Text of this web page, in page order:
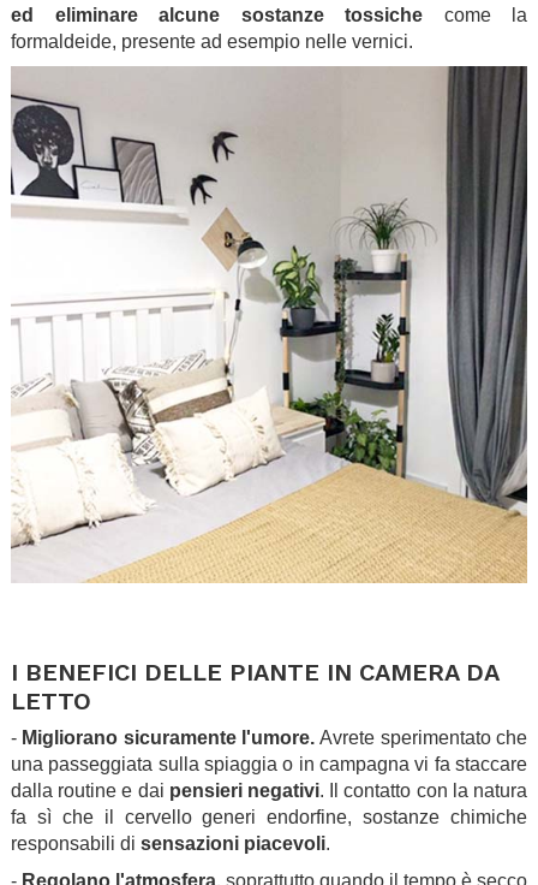
ed eliminare alcune sostanze tossiche come la
formaldeide, presente ad esempio nelle vernici.
I BENEFICI DELLE PIANTE IN CAMERA DA
LETTO
- Migliorano sicuramente l'umore.Avrete sperimentato che
una passeggiata sulla spiaggia o in campagna vi fa staccare
dalla routine e dai pensieri negativi. Il contatto con la natura
fa sì che il cervello generi endorfine, sostanze chimiche
responsabili di sensazioni piacevoli.
- Regolano l'atmosfera, soprattutto quando il tempo è secco